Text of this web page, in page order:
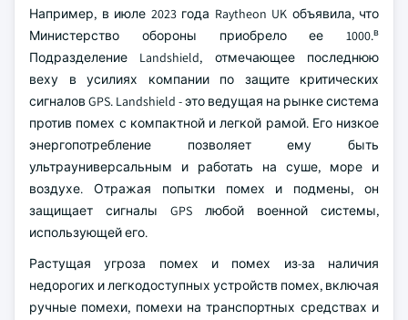
Например, в июле 2023 года Raytheon UK объявила, что
Министерство обороны приобрело ее 1000.в
Подразделение Landshield, отмечающее последнюю
веху в усилиях компании по защите критических
сигналов GPS. Landshield - это ведущая на рынке система
против помех с компактной и легкой рамой. Его низкое
энергопотребление позволяет ему быть
ультрауниверсальным и работать на суше, море и
воздухе. Отражая попытки помех и подмены, он
защищает сигналы GPS любой военной системы,
использующей его.
Растущая угроза помех и помех из-за наличия
недорогих и легкодоступных устройств помех, включая
ручные помехи, помехи на транспортных средствах и